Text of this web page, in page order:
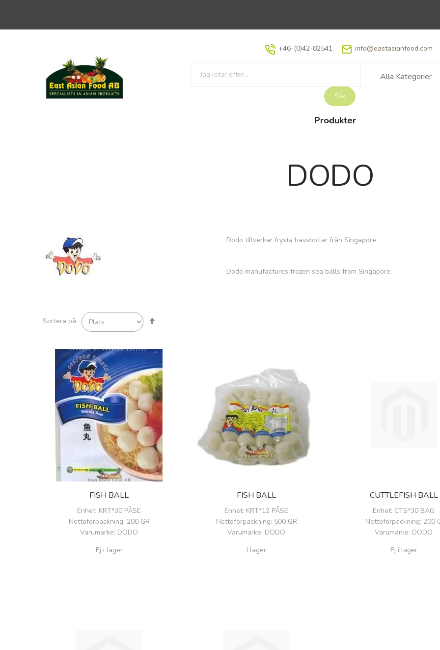
+46-(0)42-82541 info@eastasianfood.com
Alla Kategorier
Sök
Produkter
DODO
Dodo tillverkar frysta havsbollar från Singapore.
Dodo manufactures frozen sea balls from Singapore.
Sortera på
FISH BALL
Enhet: KRT*30 PÅSE
Nettoförpackning: 200 GR
Varumärke: DODO
Ej i lager
FISH BALL
Enhet: KRT*12 PÅSE
Nettoförpackning: 500 GR
Varumärke: DODO
I lager
CUTTLEFISH BALL
Enhet: CTS*30 BAG
Nettoförpackning: 200
Varumärke: DODO
Ej i lager